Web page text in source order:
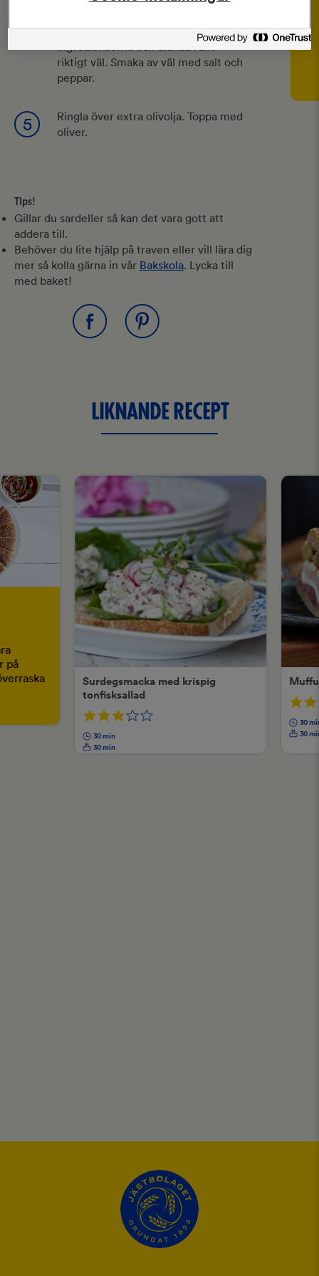
från tomaterna). Tillsätt resten av
ingredienserna och blanda runt
riktigt väl. Smaka av väl med salt och
peppar.
5
Ringla över extra olivolja. Toppa med
oliver.
Tips!
Gillar du sardeller så kan det vara gott att
addera till.
Behöver du lite hjälp på traven eller vill lära dig
mer så kolla gärna in vår Bakskola. Lycka till
med baket!
LIKNANDE RECEPT
på
Surdegsmacka med krispig
tonfisksallad
30 min
30 min
30
30